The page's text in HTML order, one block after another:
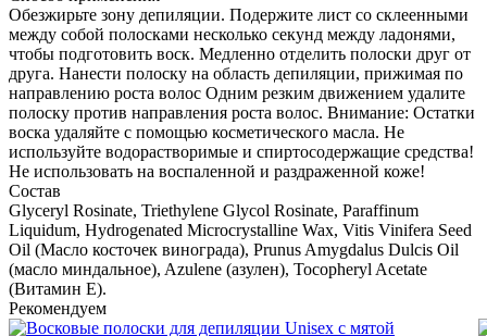
Обезжирьте зону депиляции. Подержите лист со склеенными
между собой полосками несколько секунд между ладонями,
чтобы подготовить воск. Медленно отделить полоски друг от
друга. Нанести полоску на область депиляции, прижимая по
направлению роста волос Одним резким движением удалите
полоску против направления роста волос. Внимание: Остатки
воска удаляйте с помощью косметического масла. Не
используйте водорастворимые и спиртосодержащие средства!
Не использовать на воспаленной и раздраженной коже!
Состав
Glyceryl Rosinate, Triethylene Glycol Rosinate, Paraffinum
Liquidum, Hydrogenated Microcrystalline Wax, Vitis Vinifera Seed
Oil (Масло косточек винограда), Prunus Amygdalus Dulcis Oil
(масло миндальное), Azulene (азулен), Tocopheryl Acetate
(Витамин Е).
Рекомендуем